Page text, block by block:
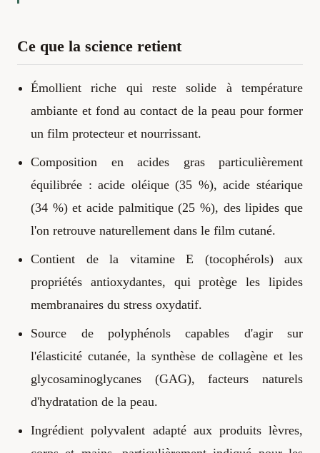
Ce que la science retient
Émollient riche qui reste solide à température
ambiante et fond au contact de la peau pour former
un film protecteur et nourrissant.
Composition en acides gras particulièrement
équilibrée : acide oléique (35 %), acide stéarique
(34 %) et acide palmitique (25 %), des lipides que
l'on retrouve naturellement dans le film cutané.
Contient de la vitamine E (tocophérols) aux
propriétés antioxydantes, qui protège les lipides
membranaires du stress oxydatif.
Source de polyphénols capables d'agir sur
l'élasticité cutanée, la synthèse de collagène et les
glycosaminoglycanes (GAG), facteurs naturels
d'hydratation de la peau.
Ingrédient polyvalent adapté aux produits lèvres,